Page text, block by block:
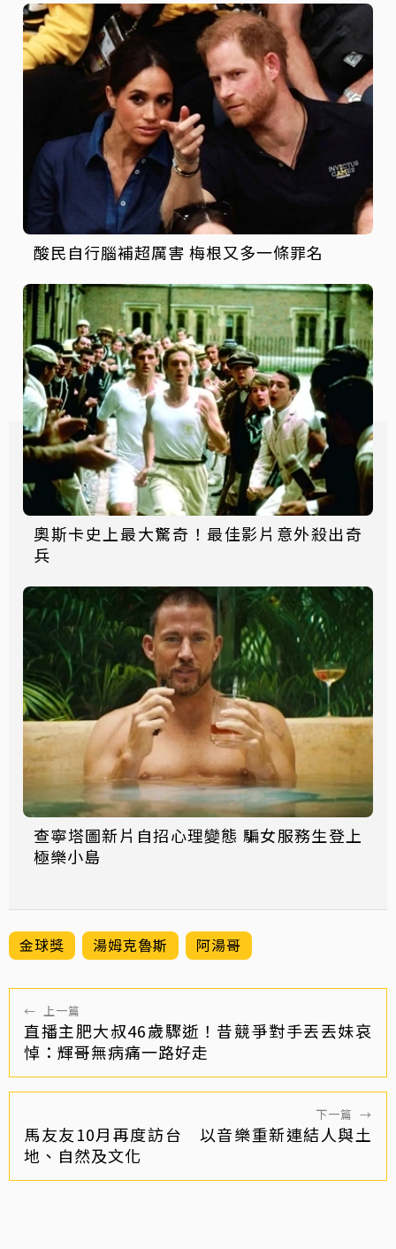
酸民自行腦補超厲害 梅根又多一條罪名
奧斯卡史上最大驚奇！最佳影片意外殺出奇
兵
查寧塔圖新片自招心理變態 騙女服務生登上
極樂小島
金球獎 湯姆克魯斯 阿湯哥
← 上一篇
直播主肥大叔46歲驟逝！昔競爭對手丟丟妹哀
悼：輝哥無病痛一路好走
下一篇 →
馬友友10月再度訪台 以音樂重新連結人與土
地、自然及文化